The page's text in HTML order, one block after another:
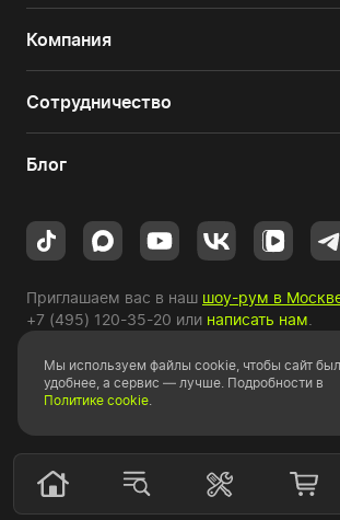
Компания
Сотрудничество
Блог
Приглашаем вас в наш шоу-рум в
+7 (495) 120-35-20 или написать нам
Copyright © 2010-2026 HYPERPC.
Мы используем файлы cookie, чтобы сайт был
удобнее, а сервис — лучше. Подробности в
Политике cookie.